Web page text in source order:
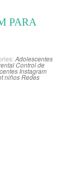
PARA
Adolescentes
Control de
Instagram
niñosRedes